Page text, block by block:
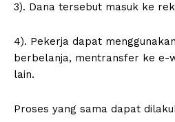
3). Dana tersebut masuk ke
4). Pekerja dapat
berbelanja, mentransfer ke e-
lain.
Proses yang sama dapat